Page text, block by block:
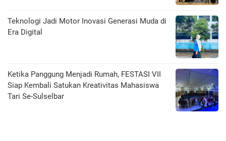
Teknologi Jadi Motor Inovasi Generasi Muda di
Era Digital
Ketika Panggung Menjadi Rumah, FESTASI VII
Siap Kembali Satukan Kreativitas Mahasiswa
Tari Se-Sulselbar